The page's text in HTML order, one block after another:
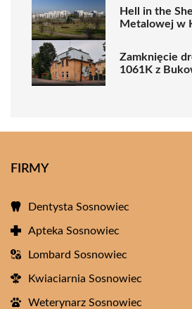
Hell in the
Metalowej w
Zamknięcie
1061K z
FIRMY
Dentysta Sosnowiec
Apteka Sosnowiec
Lombard Sosnowiec
Kwiaciarnia Sosnowiec
Weterynarz Sosnowiec